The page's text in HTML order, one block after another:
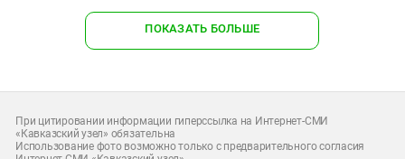
ПОКАЗАТЬ БОЛЬШЕ
При цитировании информации гиперссылка на Интернет-СМИ
«Кавказский узел» обязательна
Использование фото возможно только с предварительного согласия